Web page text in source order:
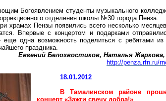
Богоявлением студенты музыкального
отделения школы №30 города Пенза.
храмах Пензы появились всего несколько
Впервые с концертом и подарками
одна возможность поделиться с ребятами из
праздника.
Евгений Белохвостиков, НатальяЖаркова
http://penza.rfn.ru/
18.01.2012
В Тамалинском районе
концерт «Зажги свечу добра!»